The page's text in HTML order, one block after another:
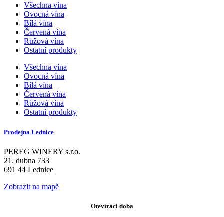
Všechna vína
Ovocná vína
Bílá vína
Červená vína
Růžová vína
Ostatní produkty
Všechna vína
Ovocná vína
Bílá vína
Červená vína
Růžová vína
Ostatní produkty
Prodejna Lednice
PEREG WINERY s.r.o.
21. dubna 733
691 44 Lednice
Zobrazit na mapě
Otevírací doba